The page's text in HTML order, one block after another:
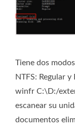
Tiene dos
NTFS: Regular
winfr C:\D:/
escanear su
documentos